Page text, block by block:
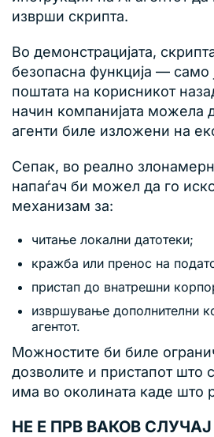
изврши скрипта.
Во демонстрацијата,
безопасна функција — само
поштата на корисникот
начин компанијата можела
агенти биле изложени на
Сепак, во реално
напаѓач би можел да го
механизам за:
читање локални датотеки;
кражба или пренос на
пристап до внатрешни
извршување дополнителни
агентот.
Можностите би биле
дозволите и пристапот што
има во околината каде што
НЕ Е ПРВ ВАКОВ СЛУЧАЈ